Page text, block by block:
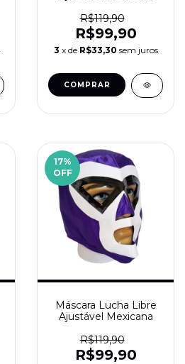
R$119,90
R$99,90
3 x de R$33,30 sem juros
17%
OFF
Máscara Lucha Libre
Ajustável Mexicana
R$119,90
R$99,90